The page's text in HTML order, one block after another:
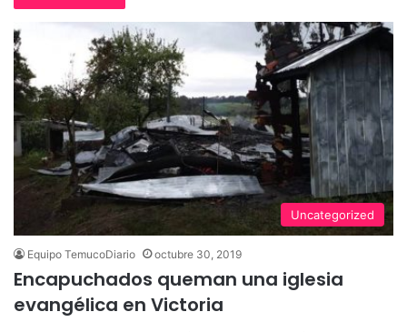
Uncategorized
Equipo TemucoDiario octubre 30, 2019
Encapuchados queman una iglesia
evangélica en Victoria